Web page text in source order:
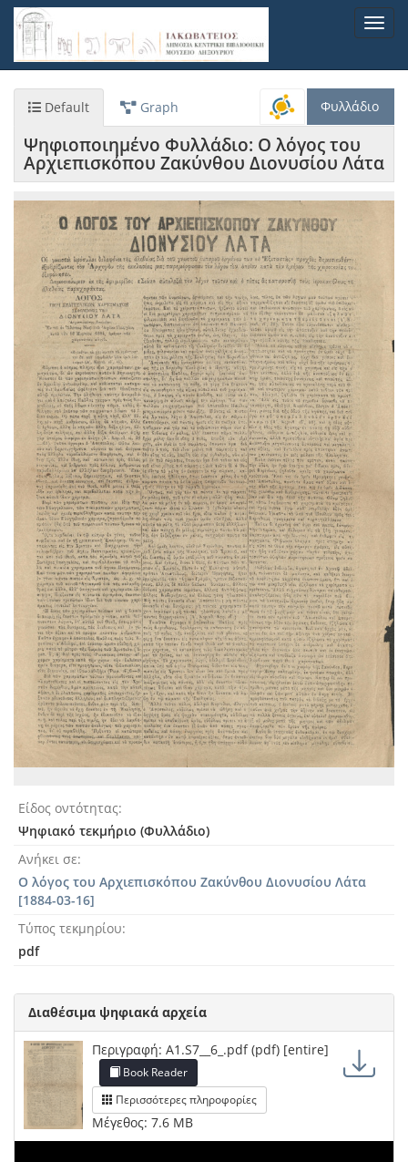
Παράκαμψη
προς
κυρίως
Default Graph Φυλλάδιο
Ψηφιοποιημένο Φυλλάδιο: Ο λόγος του
Αρχιεπισκόπου Ζακύνθου Διονυσίου Λάτα
Είδος οντότητας
Ψηφιακό τεκμήριο (Φυλλάδιο)
Ανήκει σε
Ο λόγος του Αρχιεπισκόπου Ζακύνθου Διονυσίου Λάτα
[1884-03-16]
Τύπος τεκμηρίου
pdf
Διαθέσιμα ψηφιακά αρχεία
Περιγραφή: A1.S7__6_.pdf (pdf) [entire]
Book Reader
Περισσότερες πληροφορίες
Μέγεθος: 7.6 MB